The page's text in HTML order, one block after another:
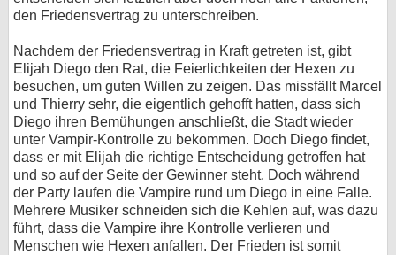
den Friedensvertrag zu unterschreiben.
Nachdem der Friedensvertrag in Kraft getreten ist, gibt
Elijah Diego den Rat, die Feierlichkeiten der Hexen zu
besuchen, um guten Willen zu zeigen. Das missfällt Marcel
und Thierry sehr, die eigentlich gehofft hatten, dass sich
Diego ihren Bemühungen anschließt, die Stadt wieder
unter Vampir-Kontrolle zu bekommen. Doch Diego findet,
dass er mit Elijah die richtige Entscheidung getroffen hat
und so auf der Seite der Gewinner steht. Doch während
der Party laufen die Vampire rund um Diego in eine Falle.
Mehrere Musiker schneiden sich die Kehlen auf, was dazu
führt, dass die Vampire ihre Kontrolle verlieren und
Menschen wie Hexen anfallen. Der Frieden ist somit